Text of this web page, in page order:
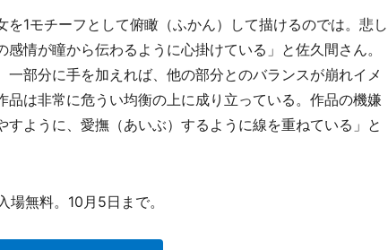
1モチーフとして俯瞰（ふかん）して描けるのでは。悲し
情が瞳から伝わるように心掛けている」と佐久間さん。
一部分に手を加えれば、他の部分とのバランスが崩れイメ
は非常に危うい均衡の上に成り立っている。作品の機嫌
ように、愛撫（あいぶ）するように線を重ねている」と
無料。10月5日まで。